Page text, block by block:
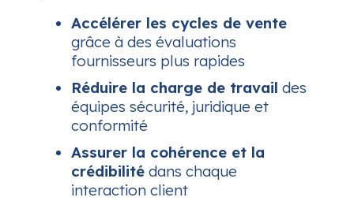
Accélérer les cycles de vente
grâce à des évaluations
fournisseurs plus rapides
Réduire la charge de travail des
équipes sécurité, juridique et
conformité
Assurer la cohérence et la
crédibilité dans chaque
interaction client